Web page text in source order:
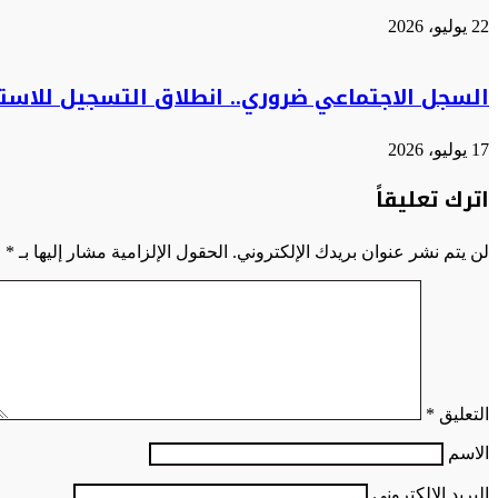
22 يوليو، 2026
السجل الاجتماعي ضروري.. انطلاق التسجيل
17 يوليو، 2026
اترك تعليقاً
لن يتم نشر عنوان بريدك الإلكتروني. الحقول الإلزامية مشار إليها بـ *
التعليق *
الاسم